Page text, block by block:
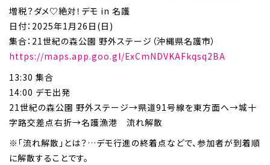
増税？ダメ♡絶対！デモ in 名護
日付：2025年1月26日(日)
集合：21世紀の森公園 野外ステージ（沖縄県名護市）
https://maps.app.goo.gl/ExCmNDVKAFkqsq2BA
13:30 集合
14:00 デモ出発
21世紀の森公園 野外ステージ→県道91号線を東方面へ→城十
字路交差点右折→名護漁港 流れ解散
※「流れ解散」とは？…デモ行進の終着点などで、参加者が到着順
に解散することです。